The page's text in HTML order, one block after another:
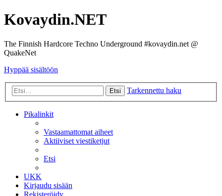
Kovaydin.NET
The Finnish Hardcore Techno Underground #kovaydin.net @
QuakeNet
Hyppää sisältöön
Etsi Tarkennettu haku
Pikalinkit
Vastaamattomat aiheet
Aktiiviset viestiketjut
Etsi
UKK
Kirjaudu sisään